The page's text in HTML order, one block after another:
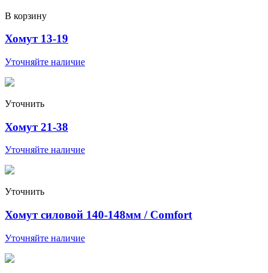
В корзину
Хомут 13-19
Уточняйте наличие
Уточнить
Хомут 21-38
Уточняйте наличие
Уточнить
Хомут силовой 140-148мм / Comfort
Уточняйте наличие